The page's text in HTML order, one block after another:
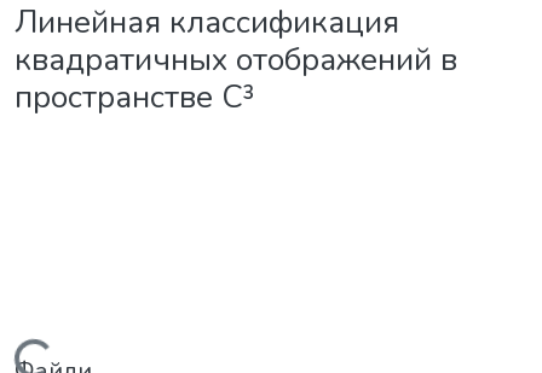
Линейная классификация
квадратичных отображений в
пространстве C³